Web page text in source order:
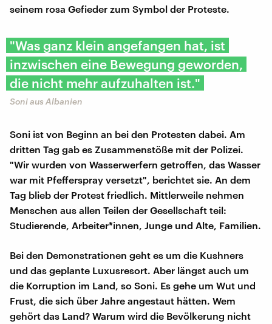
seinem rosa Gefieder zum Symbol der Proteste.
"Was ganz klein angefangen hat, ist
inzwischen eine Bewegung geworden,
die nicht mehr aufzuhalten ist."
Soni aus Albanien
Soni ist von Beginn an bei den Protesten dabei. Am
dritten Tag gab es Zusammenstöße mit der Polizei.
"Wir wurden von Wasserwerfern getroffen, das Wasser
war mit Pfefferspray versetzt", berichtet sie. An dem
Tag blieb der Protest friedlich. Mittlerweile nehmen
Menschen aus allen Teilen der Gesellschaft teil:
Studierende, Arbeiter*innen, Junge und Alte, Familien.
Bei den Demonstrationen geht es um die Kushners
und das geplante Luxusresort. Aber längst auch um
die Korruption im Land, so Soni. Es gehe um Wut und
Frust, die sich über Jahre angestaut hätten. Wem
gehört das Land? Warum wird die Bevölkerung nicht